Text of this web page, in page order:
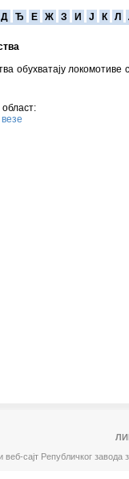
Д Ђ Е Ж З И Ј К Л
обухватају локомотиве
веб-сајт Републичког